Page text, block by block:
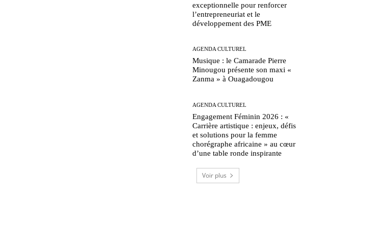
exceptionnelle pour renforcer
l’entrepreneuriat et le
développement des PME
AGENDA CULTUREL
Musique : le Camarade Pierre
Minougou présente son maxi «
Zanma » à Ouagadougou
AGENDA CULTUREL
Engagement Féminin 2026 : «
Carrière artistique : enjeux, défis
et solutions pour la femme
chorégraphe africaine » au cœur
d’une table ronde inspirante
Voir plus